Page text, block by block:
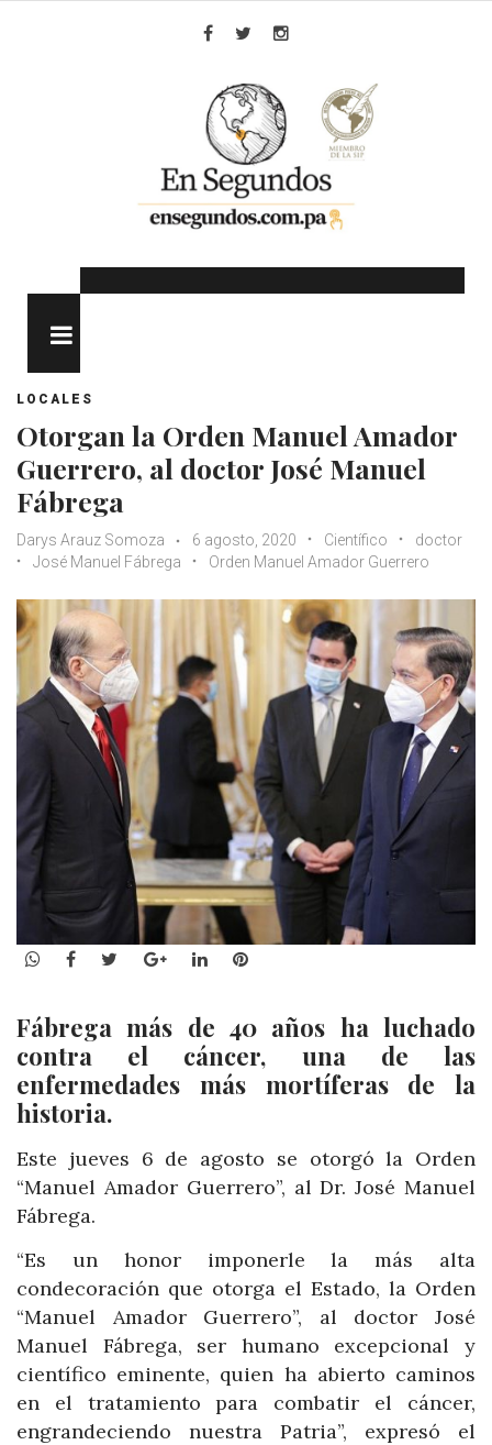
LOCALES
Otorgan la Orden Manuel Amador
Guerrero, al doctor José Manuel
Fábrega
Darys Arauz Somoza 6 agosto, 2020 Científico
doctor
José Manuel Fábrega
Orden Manuel Amador Guerrero
WhatsApp
Facebook
TwitterGoogle+LinkedInPinterest
Fábrega más de 40 años ha luchado
contra el cáncer, una de las
enfermedades más mortíferas de la
historia.
Este jueves 6 de agosto se otorgó la Orden
“Manuel Amador Guerrero”, al Dr. José Manuel
Fábrega.
“Es un honor imponerle la más alta
condecoración que otorga el Estado, la Orden
“Manuel Amador Guerrero”, al doctor José
Manuel Fábrega, ser humano excepcional y
científico eminente, quien ha abierto caminos
en el tratamiento para combatir el cáncer,
engrandeciendo nuestra Patria”, expresó el